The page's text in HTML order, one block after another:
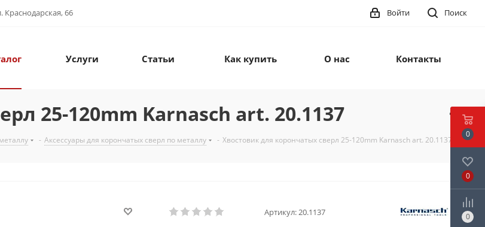
Краснодарская, 66 Поиск
Войти
Услуги Статьи Как купить О нас Контакты
25-120mm Karnasch art. 20.1137
- Аксессуары для корончатых сверл по металлу - Хвостовик для корончатых сверл 25-120mm Karnasch art. 20.1137
Артикул:20.1137
0
0
0